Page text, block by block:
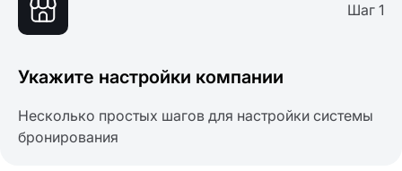
Шаг 1
Укажите настройки компании
Несколько простых шагов для настройки системы
бронирования